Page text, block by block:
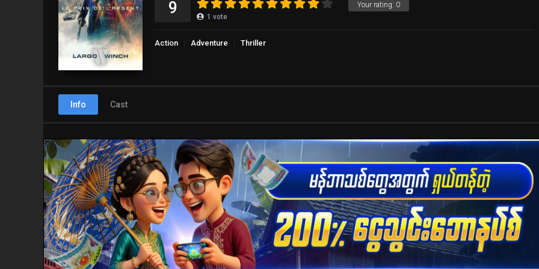
Your rating: 0
9 1 vote
Action Adventure Thriller
Info Cast